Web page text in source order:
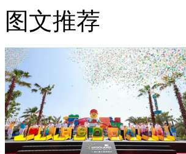
图文推荐